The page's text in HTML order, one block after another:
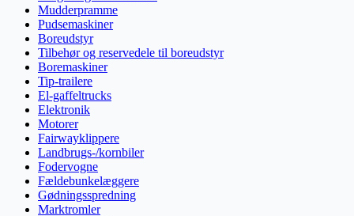
Mudderpramme
Pudsemaskiner
Boreudstyr
Tilbehør og reservedele til boreudstyr
Boremaskiner
Tip-trailere
El-gaffeltrucks
Elektronik
Motorer
Fairwayklippere
Landbrugs-/kornbiler
Fodervogne
Fældebunkelæggere
Gødningsspredning
Marktromler